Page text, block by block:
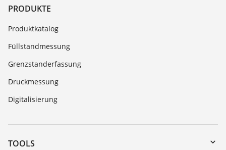
PRODUKTE
Produktkatalog
Füllstandmessung
Grenzstanderfassung
Druckmessung
Digitalisierung
TOOLS